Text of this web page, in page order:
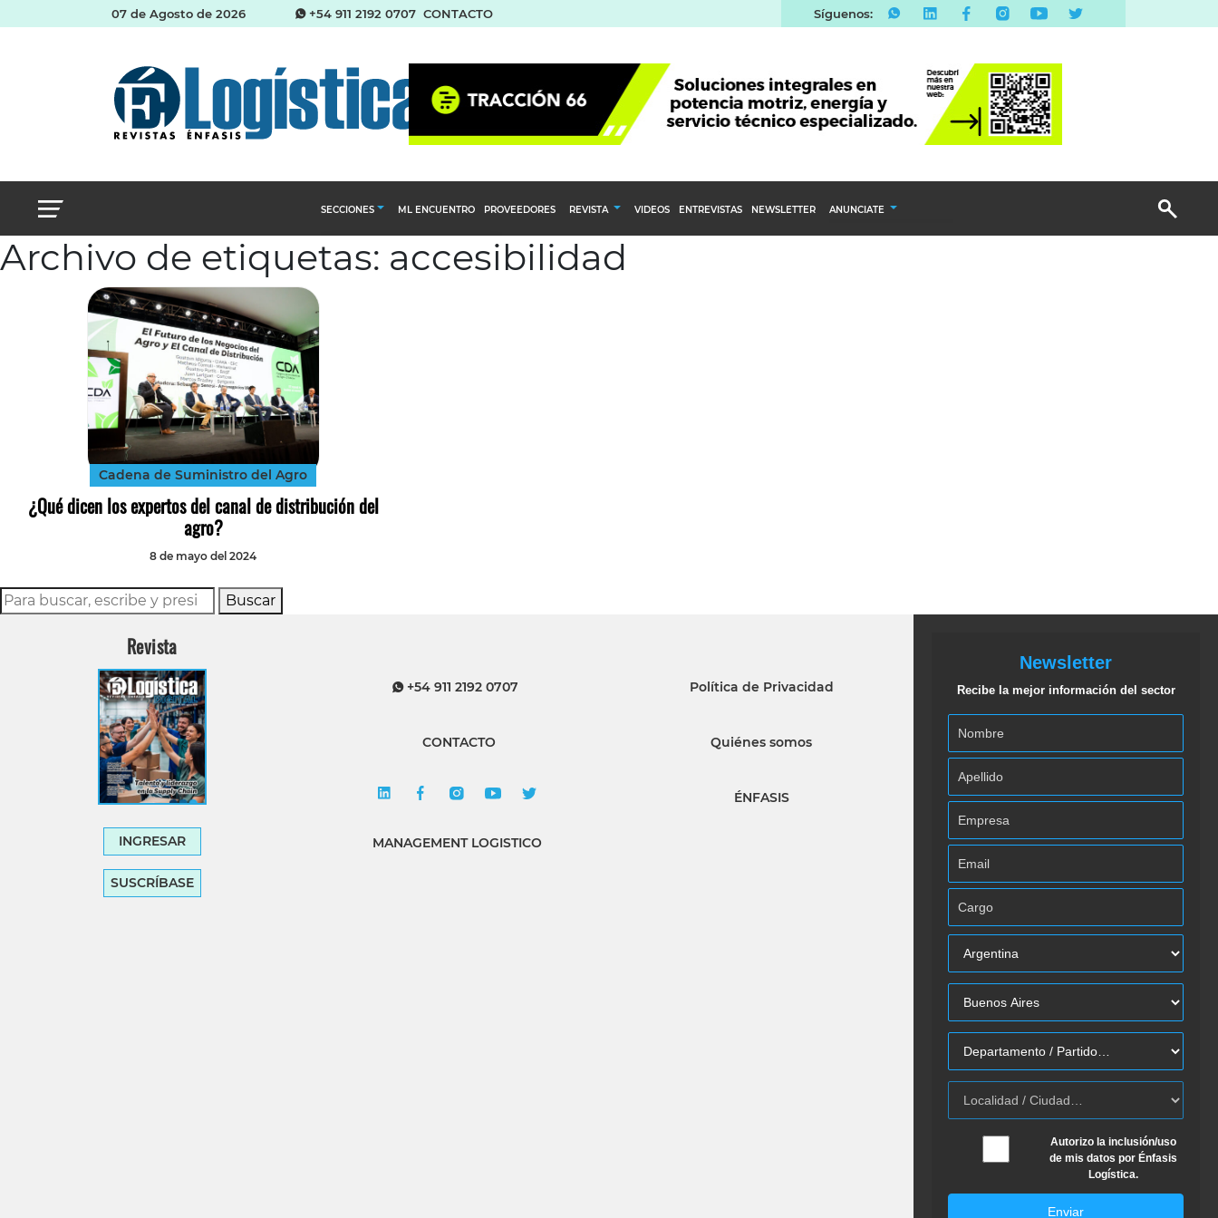
07 de Agosto de 2026 +54 911 2192 0707 CONTACTO Síguenos:
SECCIONES
Abastecimiento y compras
ML ENCUENTRO PROVEEDORES REVISTA
Calendario Editorial
Ediciones Anteriores
VIDEOS ENTREVISTAS NEWSLETTER ANUNCIATE
Archivo de etiquetas: accesibilidad
Cadena de Suministro del Agro
¿Qué dicen los expertos del canal de distribución del
agro?
8 de mayo del 2024
Buscar
Revista
INGRESAR
SUSCRÍBASE
+54 911 2192 0707
CONTACTO
MANAGEMENT LOGISTICO
Política de Privacidad
Quiénes somos
ÉNFASIS
Newsletter
Recibe la mejor información del sector
Autorizo la inclusión/uso
de mis datos por Énfasis
Logística.
Enviar